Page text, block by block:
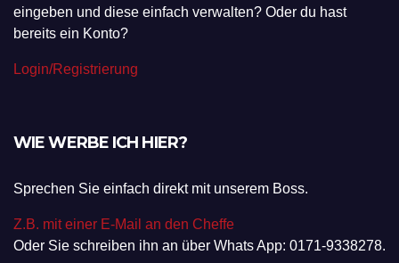
eingeben und diese einfach verwalten? Oder du hast
bereits ein Konto?
Login/Registrierung
WIE WERBE ICH HIER?
Sprechen Sie einfach direkt mit unserem Boss.
Z.B. mit einer E-Mail an den Cheffe
Oder Sie schreiben ihn an über Whats App: 0171-9338278.